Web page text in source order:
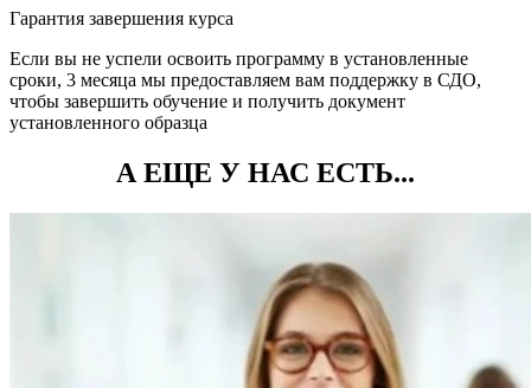
Гарантия завершения курса
Если вы не успели освоить программу в установленные
сроки, 3 месяца мы предоставляем вам поддержку в СДО,
чтобы завершить обучение и получить документ
установленного образца
А ЕЩЕ У НАС ЕСТЬ...